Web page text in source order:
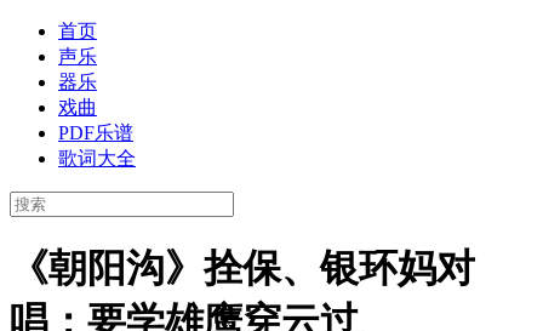
首页
声乐
器乐
戏曲
PDF乐谱
歌词大全
《朝阳沟》拴保、银环妈对
唱：要学雄鹰穿云过